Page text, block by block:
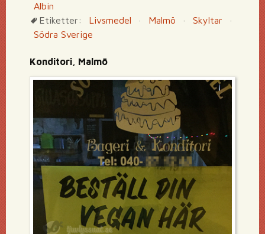
Albin
Etiketter:
Livsmedel · Malmö · Skyltar
·
Södra Sverige
Konditori, Malmö